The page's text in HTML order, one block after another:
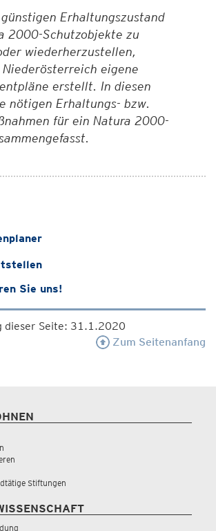
Erhaltungszustand
2000-Schutzobjekte zu
wiederherzustellen,
Niederösterreich eigene
erstellt. In diesen
nötigen Erhaltungs- bzw.
für ein Natura 2000-
Sie uns!
dieser Seite: 31.1.2020
Zum Seitenanfang
Stiftungen